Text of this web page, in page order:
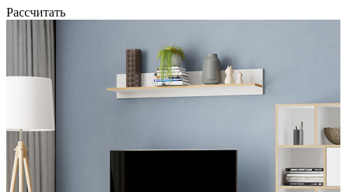
Рассчитать